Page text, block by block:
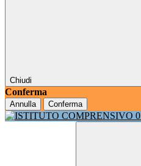
Chiudi
Conferma
Annulla Conferma